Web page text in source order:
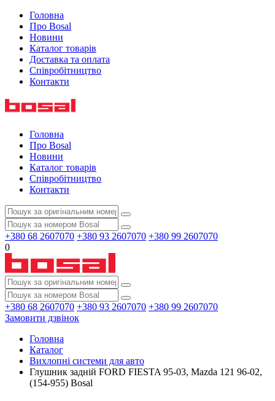
Головна
Про Bosal
Новини
Каталог товарів
Доставка та оплата
Співробітництво
Контакти
Головна
Про Bosal
Новини
Каталог товарів
Співробітництво
Контакти
+380 68 2607070 +380 93 2607070 +380 99 2607070
0
+380 68 2607070 +380 93 2607070 +380 99 2607070
Замовити дзвінок
Головна
Каталог
Вихлопні системи для авто
Глушник задній FORD FIESTA 95-03, Mazda 121 96-02,
(154-955) Bosal